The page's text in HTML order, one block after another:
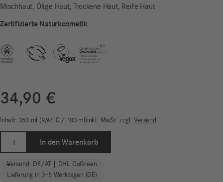
Mischhaut, Ölige Haut, Trockene Haut, Reife Haut
Zertifizierte Naturkosmetik
34,90 €
Inhalt: 350 ml 9,97 €/ 100 ml inkl. MwSt. zzgl.Versand
-
+
In den Warenkorb
Versand: DE/AT | DHL GoGreen
Lieferung in 3–5 Werktagen (DE)